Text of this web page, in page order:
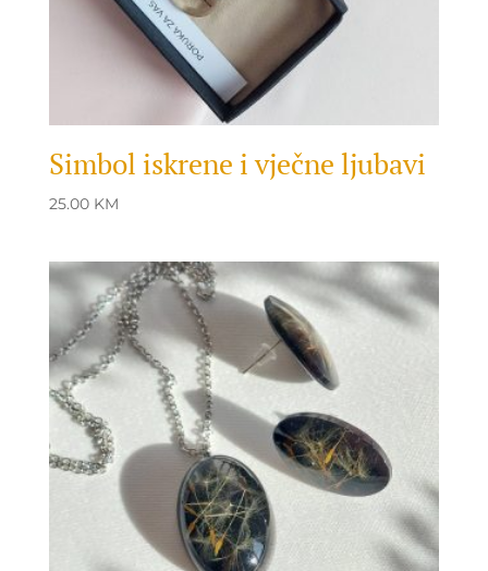
Simbol iskrene i vječne ljubavi
25.00 KM